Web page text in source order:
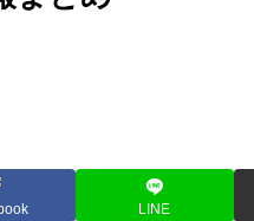
LINE